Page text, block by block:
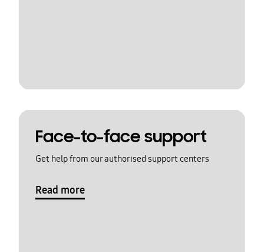
Face-to-face support
Get help from our authorised support centers
Read more